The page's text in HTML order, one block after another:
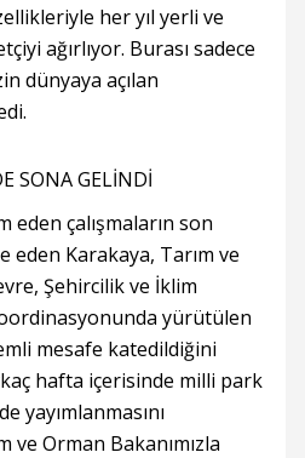
her yıl yerli ve
ağırlıyor. Burası sadece
dünyaya açılan
SONA GELİNDİ
eden çalışmaların son
eden Karakaya, Tarım ve
Şehircilik ve İklim
yürütülen
mesafe katedildiğini
hafta içerisinde milli park
yayımlanmasını
ve Orman Bakanımızla